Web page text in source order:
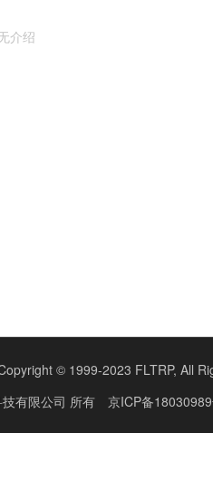
介绍
© 1999-2023 FLTRP, All
有限公司 所有 京ICP备